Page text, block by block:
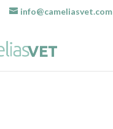
info@cameliasvet.com